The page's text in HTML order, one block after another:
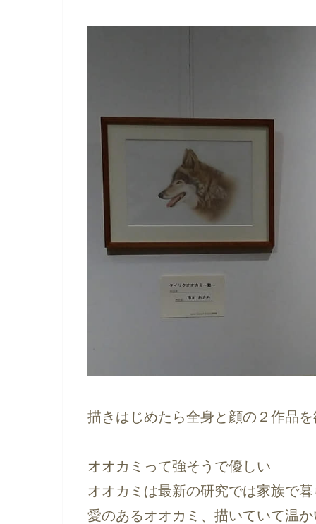
描きはじめたら全身と顔の２作品
オオカミって強そうで優しい
オオカミは最新の研究では家族で
愛のあるオオカミ、描いていて温